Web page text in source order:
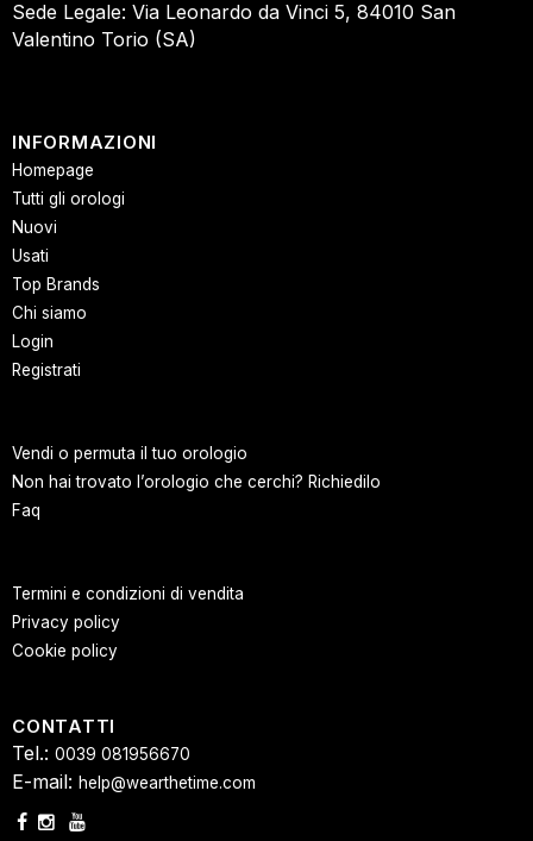
Sede Legale: Via Leonardo da Vinci 5, 84010 San
Valentino Torio (SA)
INFORMAZIONI
Homepage
Tutti gli orologi
Nuovi
Usati
Top Brands
Chi siamo
Login
Registrati
Vendi o permuta il tuo orologio
Non hai trovato l’orologio che cerchi? Richiedilo
Faq
Termini e condizioni di vendita
Privacy policy
Cookie policy
CONTATTI
Tel.: 0039 081956670
E-mail: help@wearthetime.com